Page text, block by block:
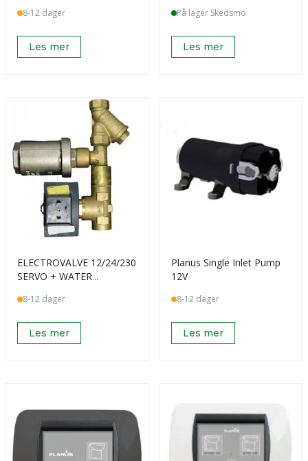
8-12 dager
Les mer
På lager Skedsmo
Les mer
ELECTROVALVE 12/24/230
SERVO + WATER
8-12 dager
Les mer
Planus Single Inlet Pump
12V
8-12 dager
Les mer